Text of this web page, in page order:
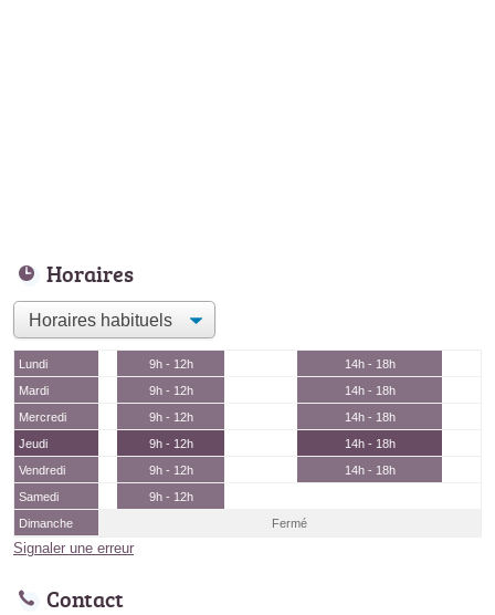
Horaires
Lundi 9h - 12h
14h - 18h
Mardi
9h - 12h
14h - 18h
Mercredi
9h - 12h
14h - 18h
Jeudi
9h - 12h
14h - 18h
Vendredi
9h - 12h
14h - 18h
Samedi
9h - 12h
Dimanche
Fermé
Signaler une erreur
Contact